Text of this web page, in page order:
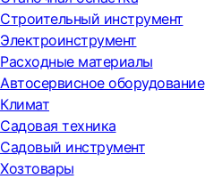
Строительный инструмент
Электроинструмент
Расходные материалы
Автосервисное оборудование
Климат
Садовая техника
Садовый инструмент
Хозтовары